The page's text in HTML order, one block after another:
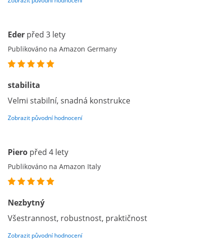
Eder před 3 lety
Publikováno na Amazon Germany
stabilita
Velmi stabilní, snadná konstrukce
Zobrazit původní hodnocení
Piero před 4 lety
Publikováno na Amazon Italy
Nezbytný
Všestrannost, robustnost, praktičnost
Zobrazit původní hodnocení